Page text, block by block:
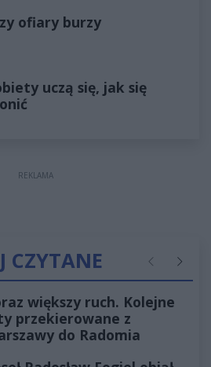
ofiary burzy
uczą się, jak się
REKLAMA
CZYTANE Poprzednie
większy ruch. Kolejne
przekierowane z
do Radomia